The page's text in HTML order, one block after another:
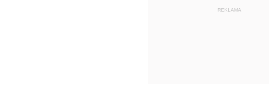
REKLAMA